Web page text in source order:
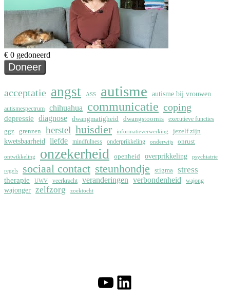
acceptatie angst ASS autisme autisme bij vrouwen
autismespectrum chihuahua communicatie coping
depressie diagnose dwangmatigheid dwangstoornis executieve functies
ggz grenzen herstel huisdier informatieverwerking jezelf zijn
kwetsbaarheid liefde mindfulness onderprikkeling onderwijs onrust
ontwikkeling onzekerheid openheid overprikkeling psychiatrie
regels sociaal contact steunhondje stigma stress
therapie UWV veerkracht veranderingen verbondenheid wajong
wajonger zelfzorg zoektocht
YouTube
LinkedIn